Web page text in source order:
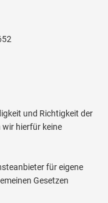
und Richtigkeit der
wir hierfür keine
für eigene
Gesetzen